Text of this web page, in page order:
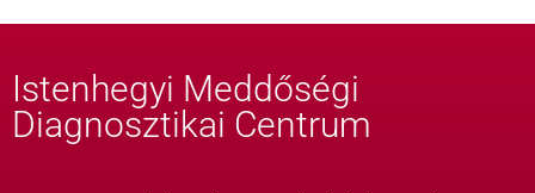
Istenhegyi Meddőségi
Diagnosztikai Centrum